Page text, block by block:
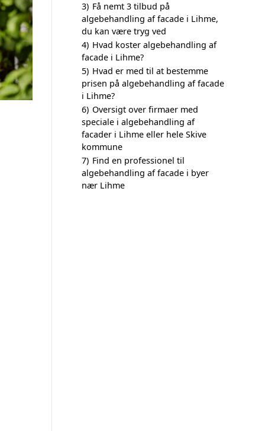
3) Få nemt 3 tilbud på
algebehandling af facade i Lihme,
du kan være tryg ved
4) Hvad koster algebehandling af
facade i Lihme?
5) Hvad er med til at bestemme
prisen på algebehandling af facade
i Lihme?
6) Oversigt over firmaer med
speciale i algebehandling af
facader i Lihme eller hele Skive
kommune
7) Find en professionel til
algebehandling af facade i byer
nær Lihme